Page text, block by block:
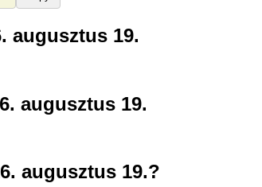
augusztus 19.
augusztus 19.
augusztus 19.?